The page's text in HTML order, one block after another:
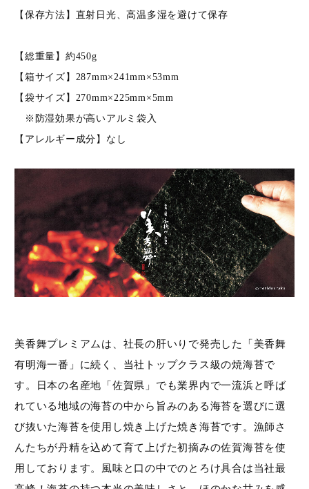
在庫
在庫なし商品を表示しない
【保存方法】直射日光、高温多湿を避けて保存
【総重量】約450g
【箱サイズ】287mm×241mm×53mm
【袋サイズ】270mm×225mm×5mm
※防湿効果が高いアルミ袋入
【アレルギー成分】なし
美香舞プレミアムは、社長の肝いりで発売した「美香舞
有明海一番」に続く、当社トップクラス級の焼海苔で
す。日本の名産地「佐賀県」でも業界内で一流浜と呼ば
れている地域の海苔の中から旨みのある海苔を選びに選
び抜いた海苔を使用し焼き上げた焼き海苔です。漁師さ
んたちが丹精を込めて育て上げた初摘みの佐賀海苔を使
用しております。風味と口の中でのとろけ具合は当社最